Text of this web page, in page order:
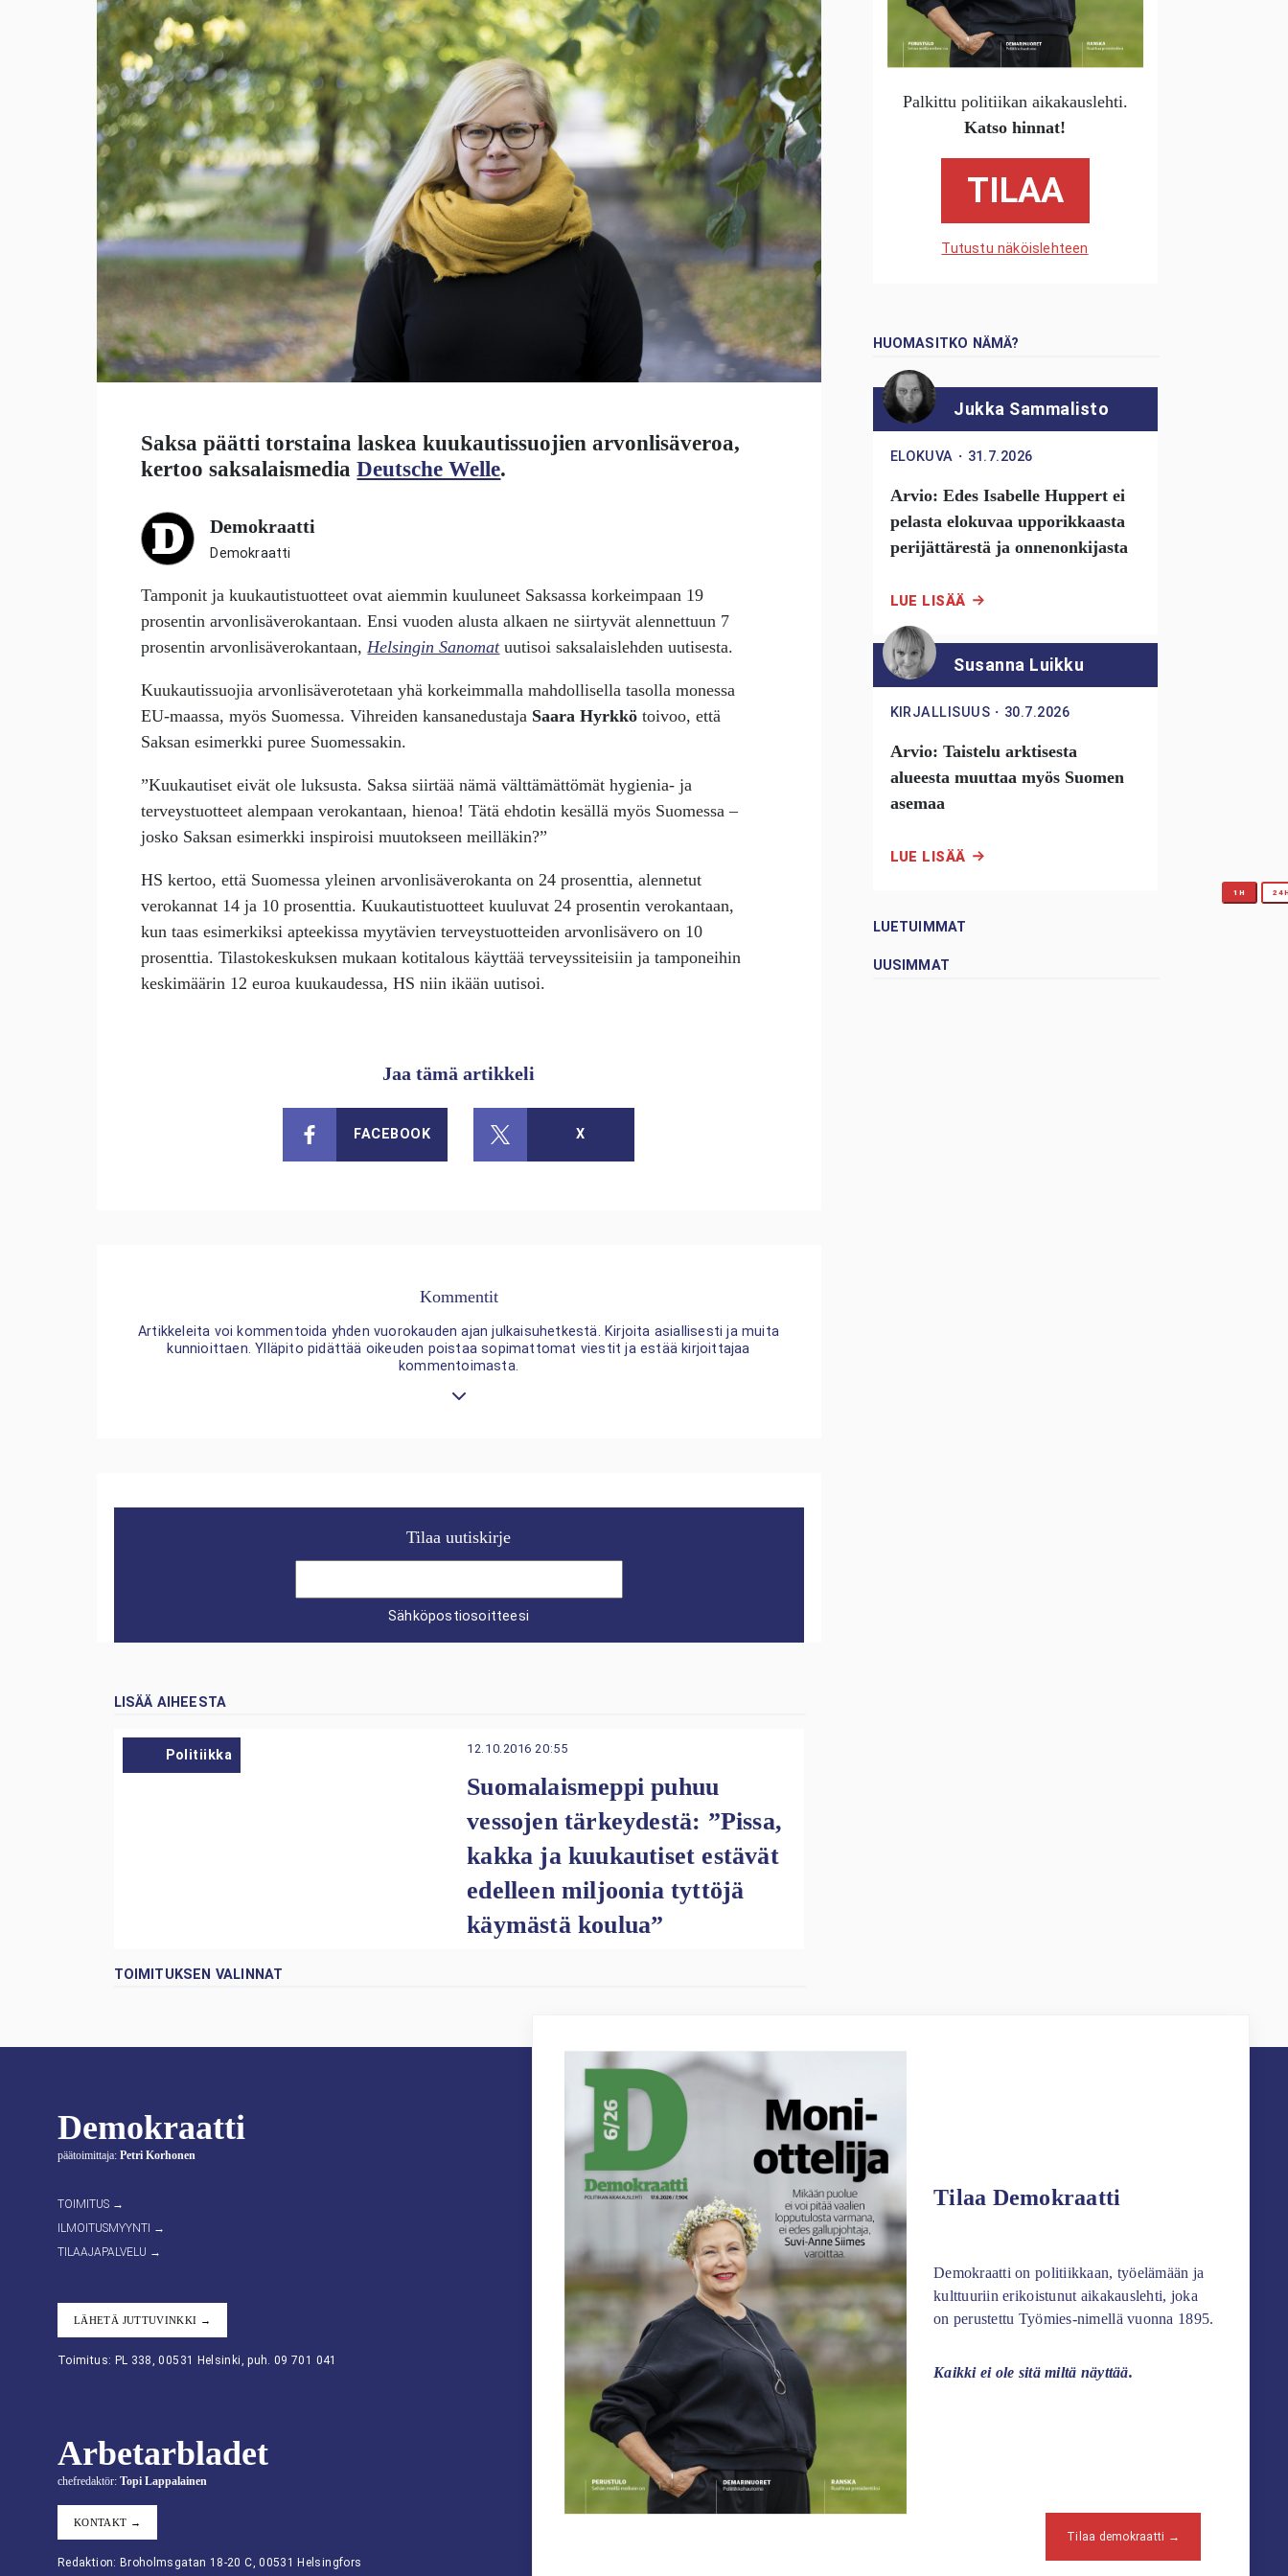
Saksa päätti torstaina laskea kuukautissuojien arvonlisäveroa,
kertoo saksalaismediaDeutsche Welle.
Demokraatti
Demokraatti
Tamponit ja kuukautistuotteet ovat aiemmin kuuluneet Saksassa korkeimpaan 19
prosentin arvonlisävero­kantaan. Ensi vuoden alusta alkaen ne siirtyvät alennettuun 7
prosentin arvonlisävero­kantaan, Helsingin Sanomatuutisoi saksalaislehden uutisesta.
Kuukautissuojia arvonlisäverotetaan yhä korkeimmalla mahdollisella tasolla monessa
EU-maassa, myös Suomessa. Vihreiden kansanedustaja Saara Hyrkkö toivoo, että
Saksan esimerkki puree Suomessakin.
”Kuukautiset eivät ole luksusta. Saksa siirtää nämä välttämättömät hygienia- ja
terveystuotteet alempaan verokantaan, hienoa! Tätä ehdotin kesällä myös Suomessa –
josko Saksan esimerkki inspiroisi muutokseen meilläkin?”
HS kertoo, että Suomessa yleinen arvonlisäverokanta on 24 prosenttia, alennetut
verokannat 14 ja 10 prosenttia. Kuukautistuotteet kuuluvat 24 prosentin verokantaan,
kun taas esimerkiksi apteekissa myytävien terveystuotteiden arvonlisävero on 10
prosenttia. Tilastokeskuksen mukaan kotitalous käyttää terveyssiteisiin ja tamponeihin
keskimäärin 12 euroa kuukaudessa, HS niin ikään uutisoi.
Jaa tämä artikkeli
FACEBOOK X
Kommentit
Artikkeleita voi kommentoida yhden vuorokauden ajan julkaisuhetkestä. Kirjoita asiallisesti ja muita
kunnioittaen. Ylläpito pidättää oikeuden poistaa sopimattomat viestit ja estää kirjoittajaa
kommentoimasta.
Tilaa uutiskirje
Sähköpostiosoitteesi
LISÄÄ AIHEESTA
Politiikka 12.10.2016 20:55
Suomalaismeppi puhuu
vessojen tärkeydestä: ”Pissa,
kakka ja kuukautiset estävät
edelleen miljoonia tyttöjä
käymästä koulua”
TOIMITUKSEN VALINNAT
Palkittu politiikan aikakauslehti.
Katso hinnat!
TILAA
Tutustu näköislehteen
HUOMASITKO NÄMÄ?
Jukka Sammalisto
ELOKUVA ・ 31.7.2026
Arvio: Edes Isabelle Huppert ei
pelasta elokuvaa upporikkaasta
perijättärestä ja onnenonkijasta
LUE LISÄÄ
Susanna Luikku
KIRJALLISUUS ・ 30.7.2026
Arvio: Taistelu arktisesta
alueesta muuttaa myös Suomen
asemaa
LUE LISÄÄ
LUETUIMMAT
1H
UUSIMMAT
Demokraatti
päätoimittaja: Petri Korhonen
TOIMITUS →
ILMOITUSMYYNTI →
TILAAJAPALVELU →
LÄHETÄ JUTTUVINKKI →
Toimitus: PL 338, 00531 Helsinki, puh. 09 701 041
Arbetarbladet
chefredaktör: Topi Lappalainen
KONTAKT →
Redaktion: Broholmsgatan 18-20 C, 00531 Helsingfors
Tilaa Demokraatti
Demokraatti on politiikkaan, työelämään ja
kulttuuriin erikoistunut aikakauslehti, joka
on perustettu Työmies-nimellä vuonna 1895.
Kaikki ei ole sitä miltä näyttää.
Tilaa demokraatti →